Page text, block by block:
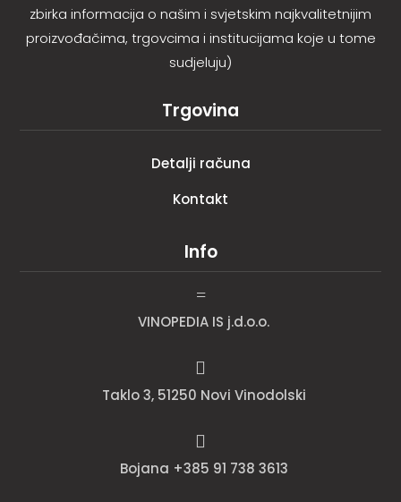
zbirka informacija o našim i svjetskim najkvalitetnijim
proizvođačima, trgovcima i institucijama koje u tome
sudjeluju)
Trgovina
Detalji računa
Kontakt
Info
=
VINOPEDIA IS j.d.o.o.

Taklo 3, 51250 Novi Vinodolski

Bojana +385 91 738 3613